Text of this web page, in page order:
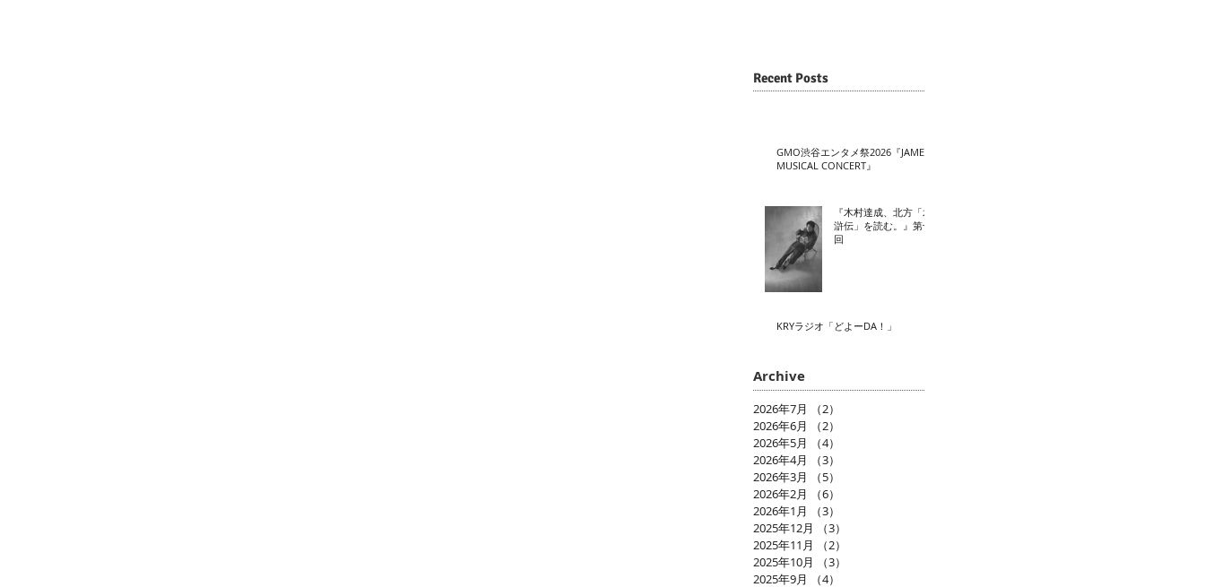
Recent Posts
GMO渋谷エンタメ祭2026『JAME
MUSICAL CONCERT』
『木村達成、北方「水
滸伝」を読む。』第十
回
KRYラジオ「どよーDA！」
Archive
2026年7月 （2）
2026年6月
（2）
2026年5月
（4）
2026年4月
（3）
2026年3月
（5）
2026年2月
（6）
2026年1月
（3）
2025年12月
（3）
2025年11月
（2）
2025年10月
（3）
2025年9月
（4）